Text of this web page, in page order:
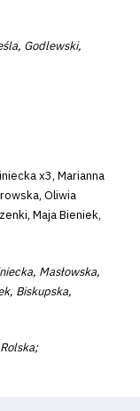
Godlewski,
x3, Marianna
Oliwia
Maja Bieniek,
Masłowska,
Biskupska,